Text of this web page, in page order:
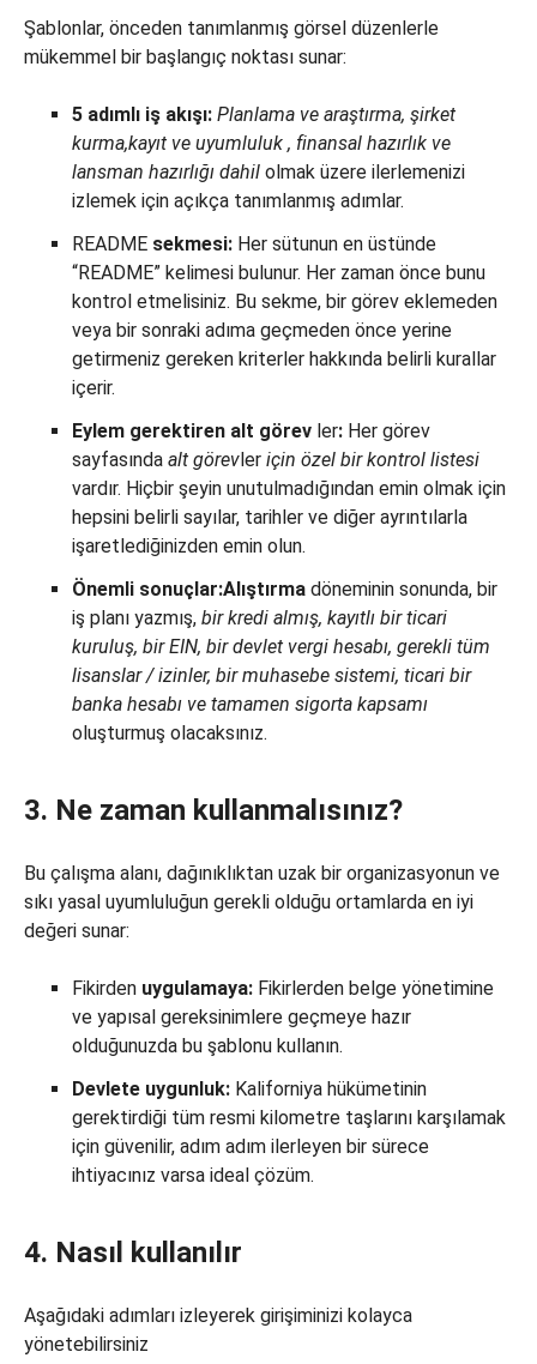
Şablonlar, önceden tanımlanmış görsel düzenlerle
mükemmel bir başlangıç noktası sunar:
5 adımlı iş akışı: Planlama ve araştırma, şirket
kurma,kayıt ve uyumluluk , finansal hazırlık ve
lansman hazırlığı dahil olmak üzere ilerlemenizi
izlemek için açıkça tanımlanmış adımlar.
README sekmesi: Her sütunun en üstünde
“README” kelimesi bulunur. Her zaman önce bunu
kontrol etmelisiniz. Bu sekme, bir görev eklemeden
veya bir sonraki adıma geçmeden önce yerine
getirmeniz gereken kriterler hakkında belirli kurallar
içerir.
Eylem gerektiren alt görev ler: Her görev
sayfasında alt görev ler için özel bir kontrol listesi
vardır. Hiçbir şeyin unutulmadığından emin olmak için
hepsini belirli sayılar, tarihler ve diğer ayrıntılarla
işaretlediğinizden emin olun.
Önemli sonuçlar:Alıştırma döneminin sonunda, bir
iş planı yazmış, bir kredi almış, kayıtlı bir ticari
kuruluş, bir EIN, bir devlet vergi hesabı, gerekli tüm
lisanslar / izinler, bir muhasebe sistemi, ticari bir
banka hesabı ve tamamen sigorta kapsamı
oluşturmuş olacaksınız.
3. Ne zaman kullanmalısınız?
Bu çalışma alanı, dağınıklıktan uzak bir organizasyonun ve
sıkı yasal uyumluluğun gerekli olduğu ortamlarda en iyi
değeri sunar:
Fikirden uygulamaya: Fikirlerden belge yönetimine
ve yapısal gereksinimlere geçmeye hazır
olduğunuzda bu şablonu kullanın.
Devlete uygunluk: Kaliforniya hükümetinin
gerektirdiği tüm resmi kilometre taşlarını karşılamak
için güvenilir, adım adım ilerleyen bir sürece
ihtiyacınız varsa ideal çözüm.
4. Nasıl kullanılır
Aşağıdaki adımları izleyerek girişiminizi kolayca
yönetebilirsiniz